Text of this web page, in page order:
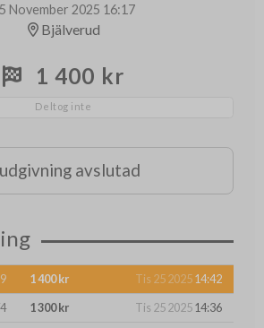
November 2025 16:17
Bjälverud
1 400 kr
Deltog inte
avslutad
1 400 kr Tis 25 202514:42
1 300 kr Tis 25 202514:36